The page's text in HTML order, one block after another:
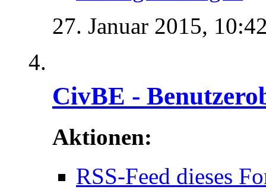
27. Januar 2015,
CivBE -
Aktionen:
RSS-Feed dieses